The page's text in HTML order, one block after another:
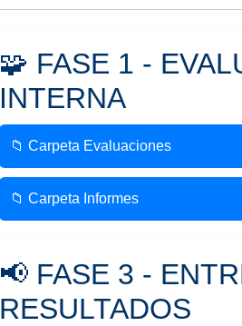
🧩 FASE 1 -
INTERNA
📁 Carpeta Evaluaciones
📁 Carpeta Informes
📢 FASE 3 -
RESULTADOS